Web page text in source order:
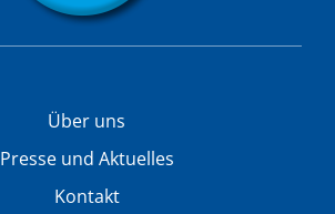
Über uns
Presse und Aktuelles
Kontakt